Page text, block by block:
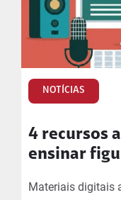
NOTÍCIAS
4 recursos
ensinar
Materiais digitais